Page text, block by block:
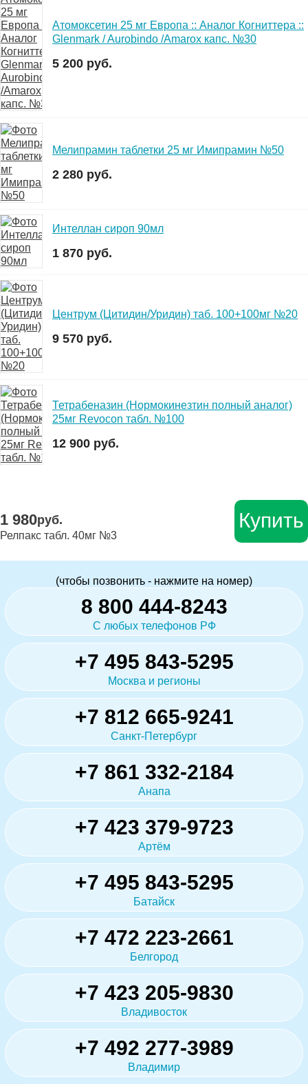
Атомоксетин 25 мг Европа :: Аналог Когниттера ::
Glenmark / Aurobindo /Amarox капс. №30
5 200 руб.
Мелипрамин таблетки 25 мг Имипрамин №50
2 280 руб.
Интеллан сироп 90мл
1 870 руб.
Центрум (Цитидин/Уридин) таб. 100+100мг №20
9 570 руб.
Тетрабеназин (Нормокинезтин полный аналог)
25мг Revocon табл. №100
12 900 руб.
1 980руб.
Релпакс табл. 40мг №3
Купить
(чтобы позвонить - нажмите на номер)
8 800 444-8243
С любых телефонов РФ
+7 495 843-5295
Москва и регионы
+7 812 665-9241
Санкт-Петербург
+7 861 332-2184
Анапа
+7 423 379-9723
Артём
+7 495 843-5295
Батайск
+7 472 223-2661
Белгород
+7 423 205-9830
Владивосток
+7 492 277-3989
Владимир